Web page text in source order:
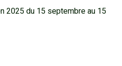
2025 du 15 septembre au 15